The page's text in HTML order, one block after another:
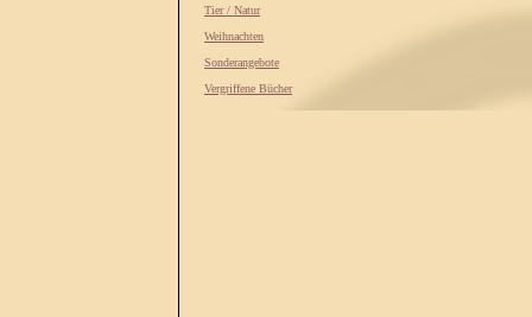
Tier / Natur
Weihnachten
Sonderangebote
Vergriffene Bücher